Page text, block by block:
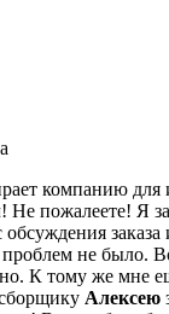
компанию для
Не пожалеете! Я
заказа
не было.
К тому же мне
Алексею